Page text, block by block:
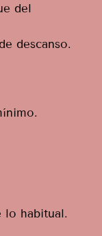
del
descanso.
lo habitual.